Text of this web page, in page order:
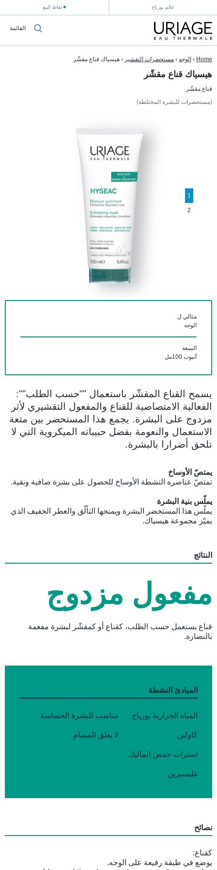
عالم يورياج نقاط البيع
القائمة
Home
› الوجه › مستحضرات التقشير › هيسياك قناع مقشّر
هيسياك قناع مقشّر
قناع مقشّر
(مستحضرات للبشرة المختلطة)
1
2
مثالي ل
الوجه
السعة
أنبوب 100مل
يسمح القناع المقشّر باستعمال ""حسب الطلب"":
الفعالية الامتصاصية للقناع والمفعول التقشيري لأثر
مزدوج على البشرة. يجمع هذا المستحضر بين متعة
الاستعمال والنعومة بفضل حبيباته الميكروية التي لا
تلحق أضرارا بالبشرة.
يمتصّ الأوساخ
تمتصّ عناصره النشطة الأوساخ للحصول على بشرة صافية ونقية.
يملّس بنية البشرة
يملّس هذا المستحضر البشرة ويمنحها التألّق والعطر الخفيف الذي
يميّز مجموعة هيسياك.
النتائج
مفعول مزدوج
قناع يستعمل حسب الطلب، كقناع أو كمقشّر لبشرة مفعمة
بالنضارة.
المبادئ النشطة
المياه الحرارية يورياج
كاولين
استرات حمض الماليك
غليسيرين
مناسب للبشرة الحساسة
لا يغلق المسام
نصائح
كقناع:
يوضع في طبقة رفيعة على الوجه.